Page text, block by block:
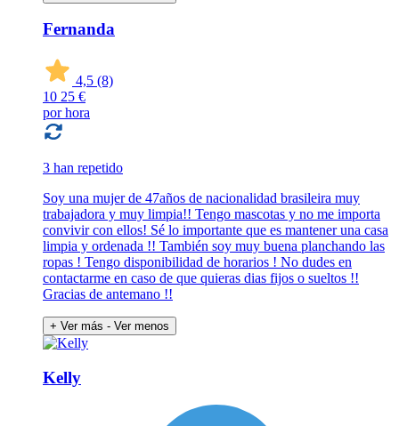
Fernanda
4,5 (8)
10 25 €
por hora
3 han repetido
Soy una mujer de 47años de nacionalidad brasileira muy
trabajadora y muy limpia!! Tengo mascotas y no me importa
convivir con ellos! Sé lo importante que es mantener una casa
limpia y ordenada !! También soy muy buena planchando las
ropas ! Tengo disponibilidad de horarios ! No dudes en
contactarme en caso de que quieras dias fijos o sueltos !!
Gracias de antemano !!
+ Ver más - Ver menos
Kelly